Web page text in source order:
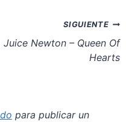
SIGUIENTE
Juice Newton – Queen Of
Hearts
para publicar un